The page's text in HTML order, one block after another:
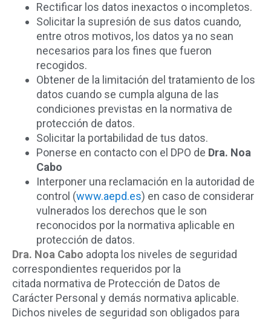
Rectificar los datos inexactos o incompletos.
Solicitar la supresión de sus datos cuando,
entre otros motivos, los datos ya no sean
necesarios para los fines que fueron
recogidos.
Obtener de la limitación del tratamiento de los
datos cuando se cumpla alguna de las
condiciones previstas en la normativa de
protección de datos.
Solicitar la portabilidad de tus datos.
Ponerse en contacto con el DPO de Dra. Noa
Cabo
Interponer una reclamación en la autoridad de
control (www.aepd.es) en caso de considerar
vulnerados los derechos que le son
reconocidos por la normativa aplicable en
protección de datos.
Dra. Noa Cabo adopta los niveles de seguridad
correspondientes requeridos por la
citada normativa de Protección de Datos de
Carácter Personal y demás normativa aplicable.
Dichos niveles de seguridad son obligados para